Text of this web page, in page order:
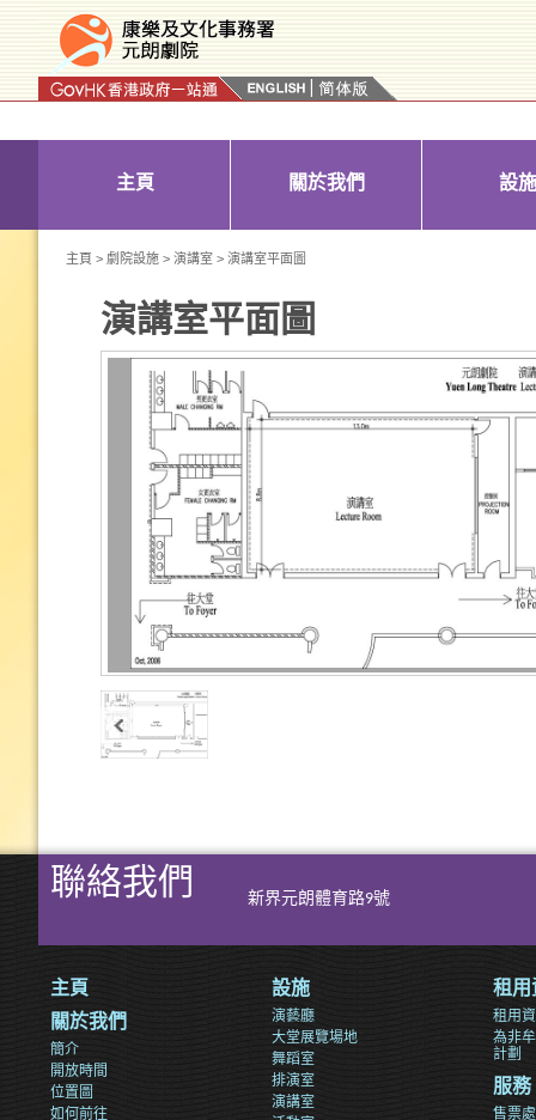
主頁 關於我們 設施
主頁 > 劇院設施 > 演講室 > 演講室平面圖
演講室平面圖
聯絡我們 新界元朗體育路9號
主頁
關於我們
簡介
開放時間
位置圖
如何前往
設施
演藝廳
大堂展覽場地
舞蹈室
排演室
演講室
租用
租用
為非
計劃
服務
售票處